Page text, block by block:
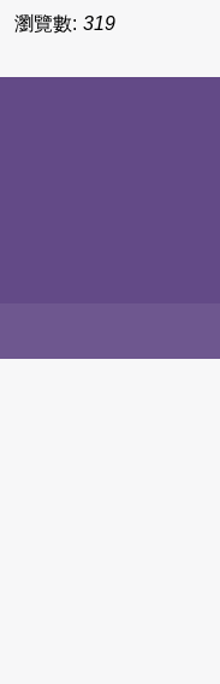
瀏覽數: 319